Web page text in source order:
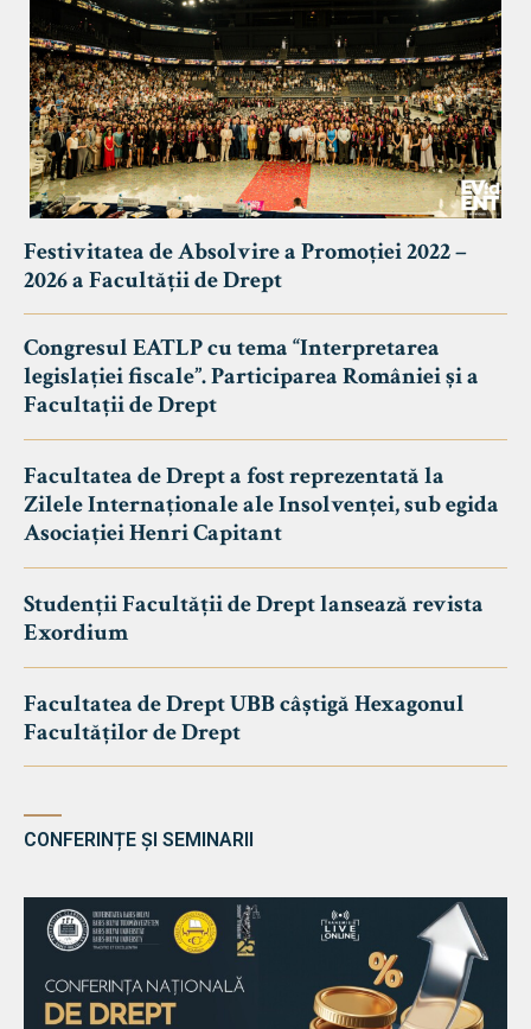
Festivitatea de Absolvire a Promoției 2022 –
2026 a Facultății de Drept
Congresul EATLP cu tema “Interpretarea
legislației fiscale”. Participarea României și a
Facultații de Drept
Facultatea de Drept a fost reprezentată la
Zilele Internaționale ale Insolvenței, sub egida
Asociației Henri Capitant
Studenții Facultății de Drept lansează revista
Exordium
Facultatea de Drept UBB câștigă Hexagonul
Facultăților de Drept
CONFERINȚE ȘI SEMINARII